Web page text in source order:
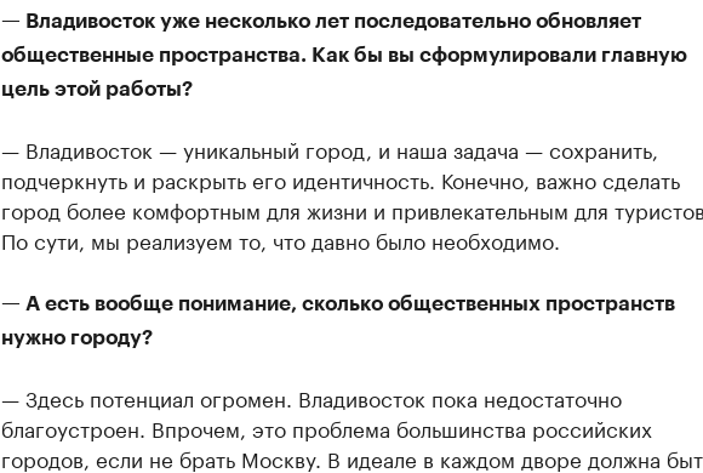
— Владивосток уже несколько лет последовательно обновляет
общественные пространства. Как бы вы сформулировали главную
цель этой работы?
— Владивосток — уникальный город, и наша задача — сохранить,
подчеркнуть и раскрыть его идентичность. Конечно, важно сделать
город более комфортным для жизни и привлекательным для туристов.
По сути, мы реализуем то, что давно было необходимо.
— А есть вообще понимание, сколько общественных пространств
нужно городу?
— Здесь потенциал огромен. Владивосток пока недостаточно
благоустроен. Впрочем, это проблема большинства российских
городов, если не брать Москву. В идеале в каждом дворе должна